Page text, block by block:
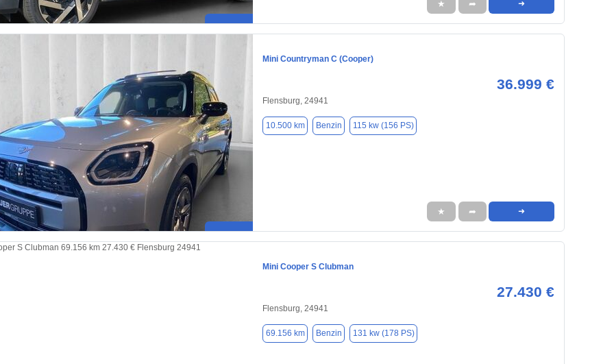
★ ➦ ➜
Mini Countryman C (Cooper)
36.999 €
Flensburg, 24941
10.500 km Benzin 115 kw (156 PS)
★ ➦ ➜
Mini Cooper S Clubman
27.430 €
Flensburg, 24941
69.156 km Benzin 131 kw (178 PS)